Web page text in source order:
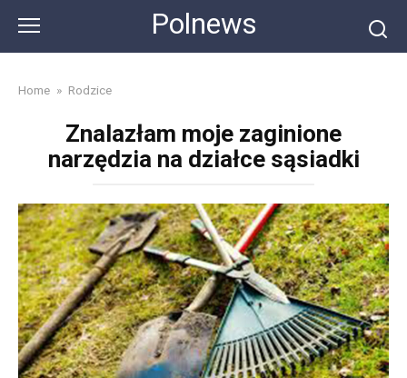
content
Polnews
Home » Rodzice
Znalazłam moje zaginione
narzędzia na działce sąsiadki